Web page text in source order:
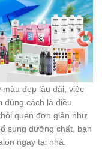
đẹp lâu dài, việc
đúng cách là điều
quen đơn giản như
sung dưỡng chất, bạn
ngay tại nhà.